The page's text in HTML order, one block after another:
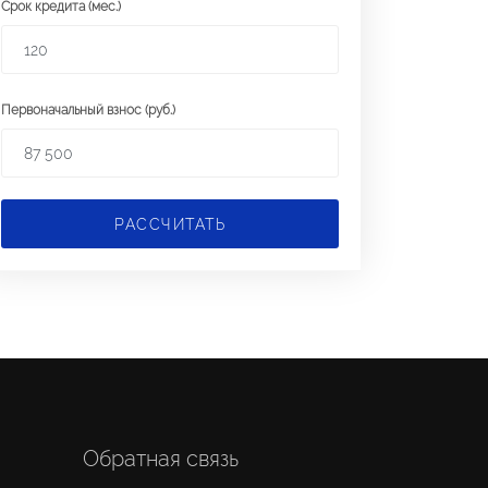
Срок кредита (мес.)
Первоначальный взнос (руб.)
РАССЧИТАТЬ
Обратная связь